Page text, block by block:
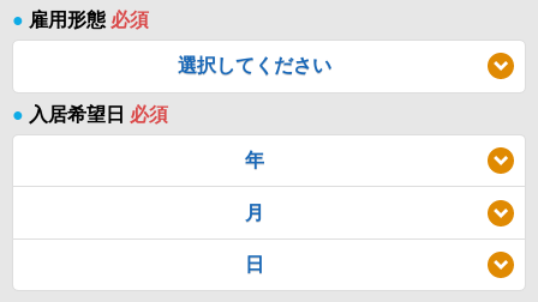
● 雇用形態 必須
選択してください
● 入居希望日 必須
年
月
日